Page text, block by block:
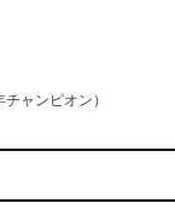
ャンピオン）